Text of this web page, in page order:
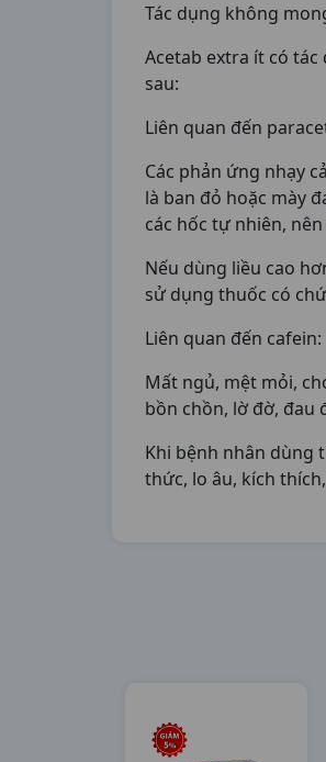
Tác dụng không
Acetab extra ít có
sau:
Liên quan đến
Các phản ứng nhạy
là ban đỏ hoặc mày
các hốc tự nhiên,
Nếu dùng liều cao
sử dụng thuốc có
Liên quan đến cafein:
Mất ngủ, mệt mỏi,
bồn chồn, lờ đờ, đau
Khi bệnh nhân dùng
thức, lo âu, kích